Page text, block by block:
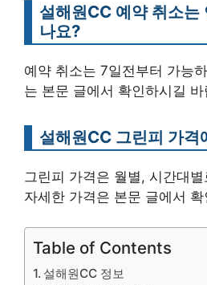
설해원CC 예약 취소는
나요?
예약 취소는 7일전부터 가능
는 본문 글에서 확인하시길 바
설해원CC 그린피 가격
그린피 가격은 월별, 시간대
자세한 가격은 본문 글에서
Table of Contents
설해원CC 정보